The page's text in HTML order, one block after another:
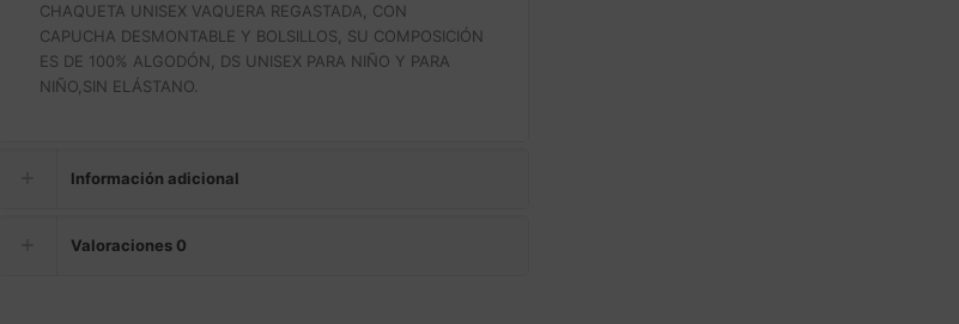
CHAQUETA UNISEX VAQUERA REGASTADA, CON
CAPUCHA DESMONTABLE Y BOLSILLOS, SU COMPOSICIÓN
ES DE 100% ALGODÓN, DS UNISEX PARA NIÑO Y PARA
NIÑO,SIN ELÁSTANO.
Información adicional
Valoraciones 0